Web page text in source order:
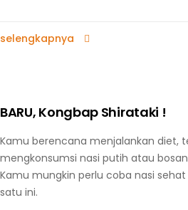
selengkapnya
BARU, Kongbap Shirataki !
Kamu berencana menjalankan diet,
mengkonsumsi nasi putih atau
Kamu mungkin perlu coba nasi
satu ini.